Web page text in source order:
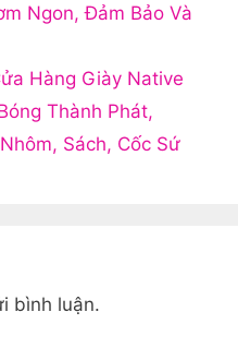
Ngon, Đảm Bảo Và
Hàng Giày Native
Thành Phát,
Sách, Cốc Sứ
bình luận.